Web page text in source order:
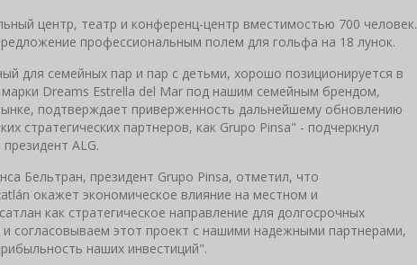
центр, театр и конференц-центр вместимостью 700 человек.
профессиональным полем для гольфа на 18 лунок.
для семейных пар и пар с детьми, хорошо позиционируется в
Dreams Estrella del Mar под нашим семейным брендом,
подтверждает приверженность дальнейшему обновлению
стратегических партнеров, как Grupo Pinsa" - подчеркнул
ALG.
Бельтран, президент Grupo Pinsa, отметил, что
окажет экономическое влияние на местном и
​​как стратегическое направление для долгосрочных
согласовываем этот проект с нашими надежными партнерами,
наших инвестиций".